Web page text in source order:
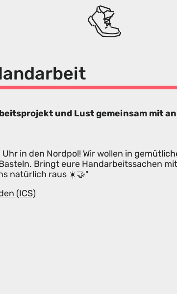
und Lust gemeinsam mit
in den Nordpol! Wir wollen in
Bringt eure Handarbeitssachen
natürlich raus ☀️🤝"
(ICS)